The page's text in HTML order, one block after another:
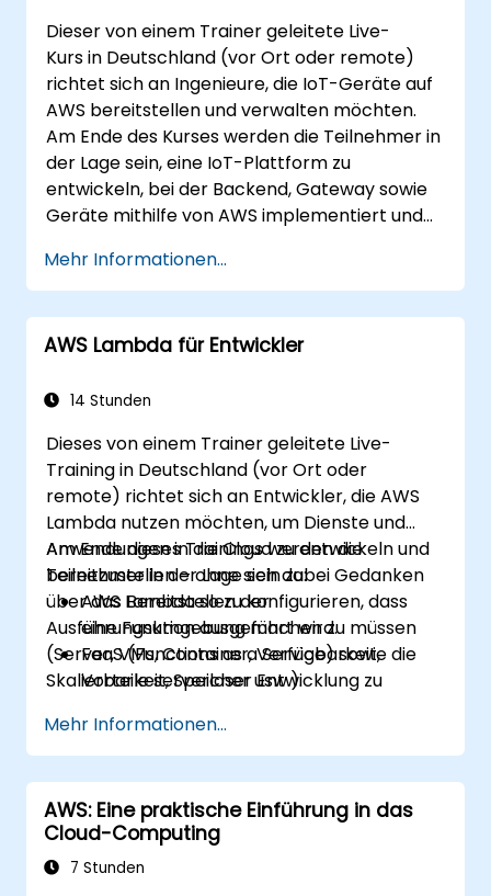
Dieser von einem Trainer geleitete Live-
Kurs in Deutschland (vor Ort oder remote)
richtet sich an Ingenieure, die IoT-Geräte auf
AWS bereitstellen und verwalten möchten.
Am Ende des Kurses werden die Teilnehmer in
der Lage sein, eine IoT-Plattform zu
entwickeln, bei der Backend, Gateway sowie
Geräte mithilfe von AWS implementiert und
Mehr Informationen...
AWS Lambda für Entwickler
14 Stunden
Dieses von einem Trainer geleitete Live-
Training in Deutschland (vor Ort oder
remote) richtet sich an Entwickler, die AWS
Lambda nutzen möchten, um Dienste und
Anwendungen in die Cloud zu entwickeln und
bereitzustellen – ohne sich dabei Gedanken
über das Bereitstellen der
Ausführungsumgebung machen zu müssen
(Server, VMs, Container, Verfügbarkeit,
Skalierbarkeit, Speicher usw.).
Am Ende dieses Trainings werden die
Teilnehmer in der Lage sein zu:
AWS Lambda so zu konfigurieren, dass
eine Funktion ausgeführt wird.
FaaS (Functions as a Service) sowie die
Vorteile serverloser Entwicklung zu
AWS Lambda-Funktionen zu erstellen,
hochzuladen und auszuführen.
Lambda-Funktionen mit verschiedenen
Ereignisquellen zu integrieren.
Anwendungen auf Basis von AWS Lambda
zu verpacken, bereitzustellen, zu
Mehr Informationen...
AWS: Eine praktische Einführung in das
Cloud-Computing
7 Stunden